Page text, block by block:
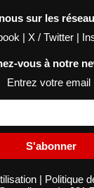
sur les
| X / Twitter |
vous à notre
Entrez votre email
S'abonner
| Politique